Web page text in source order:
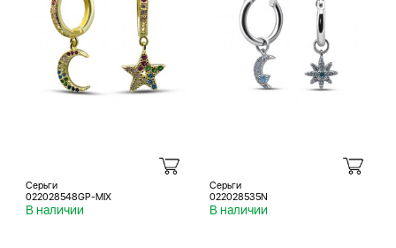
Серьги
022028548GP-MIX
В наличии
Серьги
022028535N
В наличии